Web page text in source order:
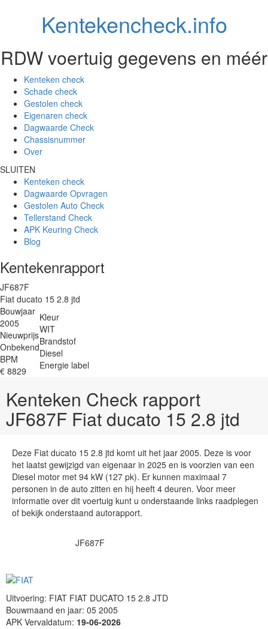
Kentekencheck.info
RDW voertuig gegevens en méér
Kenteken check
Schade check
Gestolen check
Eigenaren check
Dagwaarde Check
Chassisnummer
Over
SLUITEN
Kenteken check
Dagwaarde Opvragen
Gestolen Auto Check
Tellerstand Check
APK Keuring Check
Blog
Kentekenrapport
JF687F
Fiat ducato 15 2.8 jtd
Bouwjaar
2005
Nieuwprijs
Onbekend
BPM
€ 8829
Kleur
WIT
Brandstof
Diesel
Energie label
Kenteken Check rapport
JF687F Fiat ducato 15 2.8 jtd
Deze Fiat ducato 15 2.8 jtd komt uit het jaar 2005. Deze is voor
het laatst gewijzigd van eigenaar in 2025 en is voorzien van een
Diesel motor met 94 kW (127 pk). Er kunnen maximaal 7
personen in de auto zitten en hij heeft 4 deuren. Voor meer
informatie over dit voertuig kunt u onderstaande links raadplegen
of bekijk onderstaand autorapport.
JF687F
Uitvoering: FIAT FIAT DUCATO 15 2.8 JTD
Bouwmaand en jaar: 05 2005
APK Vervaldatum: 19-06-2026